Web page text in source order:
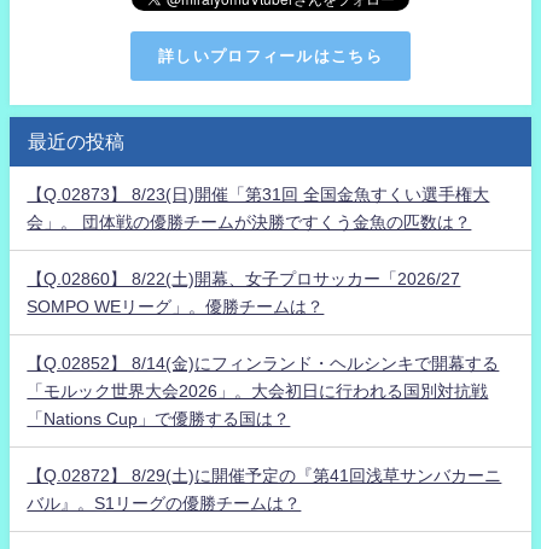
詳しいプロフィールはこちら
最近の投稿
【Q.02873】 8/23(日)開催「第31回 全国金魚すくい選手権大
会」。 団体戦の優勝チームが決勝ですくう金魚の匹数は？
【Q.02860】 8/22(土)開幕、女子プロサッカー「2026/27
SOMPO WEリーグ」。優勝チームは？
【Q.02852】 8/14(金)にフィンランド・ヘルシンキで開幕する
「モルック世界大会2026」。大会初日に行われる国別対抗戦
「Nations Cup」で優勝する国は？
【Q.02872】 8/29(土)に開催予定の『第41回浅草サンバカーニ
バル』。S1リーグの優勝チームは？